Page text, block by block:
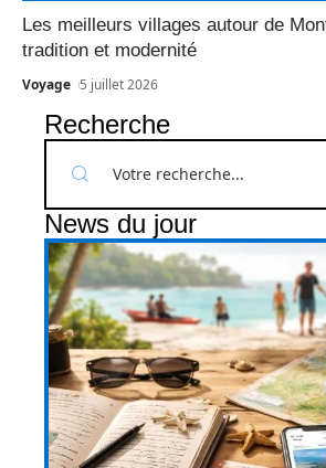
Les meilleurs villages autour de
tradition et modernité
Voyage 5 juillet 2026
Recherche
News du jour